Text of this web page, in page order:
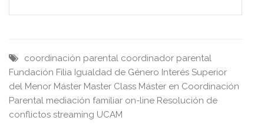
coordinación parental coordinador parental
Fundación Filia Igualdad de Género Interés Superior
del Menor Máster Master Class Máster en Coordinación
Parental mediación familiar on-line Resolución de
conflictos streaming UCAM